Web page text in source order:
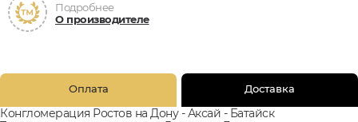
Подробнее
О производителе
Оплата Доставка
Конгломерация Ростов на Дону - Аксай - Батайск